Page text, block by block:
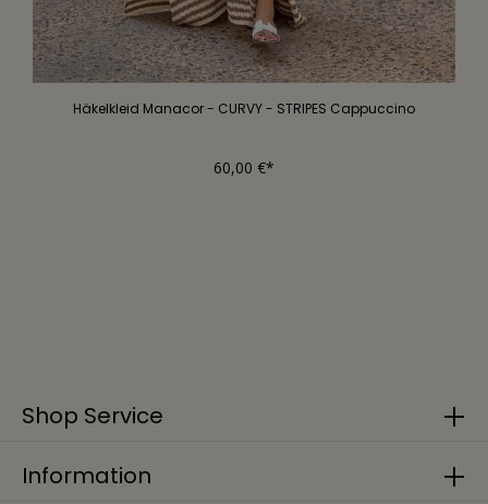
Häkelkleid Manacor - CURVY - STRIPES Cappuccino
60,00 €*
Shop Service
Information